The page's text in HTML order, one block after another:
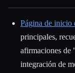
Página de inicio
principales,
afirmaciones
integración de